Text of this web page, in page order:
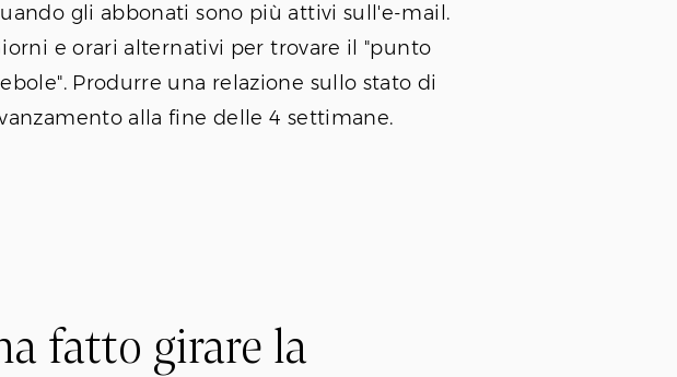
gli abbonati sono più attivi sull'e-mail.
e orari alternativi per trovare il "punto
Produrre una relazione sullo stato di
alla fine delle 4 settimane.
fatto girare la